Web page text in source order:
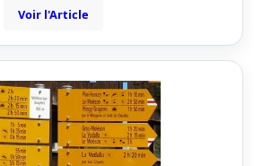
Voir l'Article